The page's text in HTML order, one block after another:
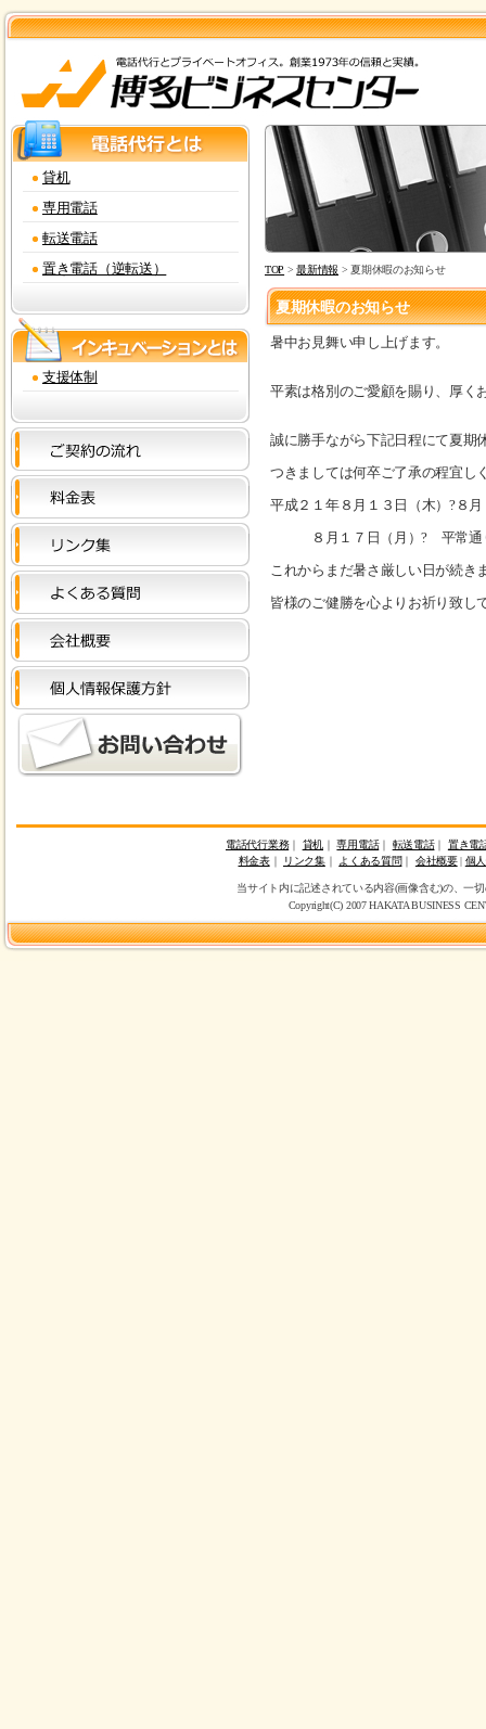
貸机
専用電話
転送電話
置き電話（逆転送）
支援体制
TOP >最新情報 > 夏期休暇のお知らせ
夏期休暇のお知らせ
暑中お見舞い申し上げます。
平素は格別のご愛顧を賜り、厚く
誠に勝手ながら下記日程にて夏期
つきましては何卒ご了承の程宜し
平成２１年８月１３日（木）?８
８月１７日（月）? 平常通
これからまだ暑さ厳しい日が続き
皆様のご健勝を心よりお祈り致し
電話代行業務｜ 貸机 ｜専用電話｜ 転送電話｜ 置き電
料金表｜ リンク集｜ よくある質問 ｜ 会社概要| 個
当サイト内に記述されている内容(画像含む)の、一
Copyright(C) 2007 HAKATA BUSINESS